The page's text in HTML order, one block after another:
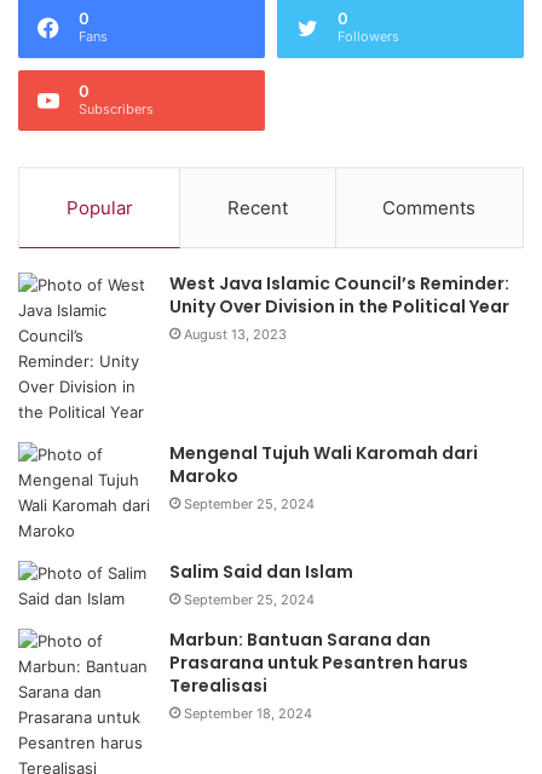
0
Fans
0
Followers
0
Subscribers
Popular Recent Comments
West Java Islamic Council’s Reminder:
Unity Over Division in the Political Year
August 13, 2023
Mengenal Tujuh Wali Karomah dari
Maroko
September 25, 2024
Salim Said dan Islam
September 25, 2024
Marbun: Bantuan Sarana dan
Prasarana untuk Pesantren harus
Terealisasi
September 18, 2024